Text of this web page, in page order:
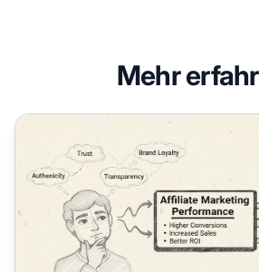
Mehr
Warum die Wahrnehmung der